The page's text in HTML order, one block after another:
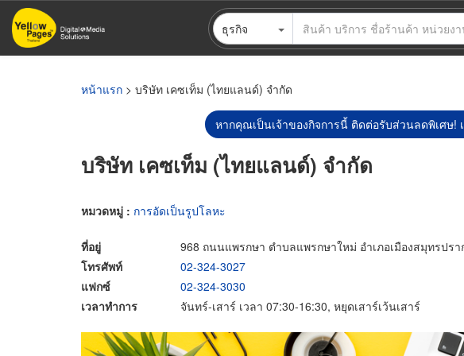
ข้าม
ไป
ธุรกิจ
หน้าแรก > บริษัท เคซเท็ม (ไทยแลนด์) จำกัด
หากคุณเป็นเจ้าของกิจการนี้ ติดต่อรับส่วนลดพิเศษ!
บริษัท เคซเท็ม (ไทยแลนด์) จำกัด
หมวดหมู่ : การอัดเป็นรูปโลหะ
ที่อยู่
968 ถนนแพรกษา ตำบลแพรกษาใหม่ อำเภอเมืองสมุทรปร
โทรศัพท์
02-324-3027
แฟกซ์
02-324-3030
เวลาทำการ
จันทร์-เสาร์ เวลา 07:30-16:30, หยุดเสาร์เว้นเสาร์